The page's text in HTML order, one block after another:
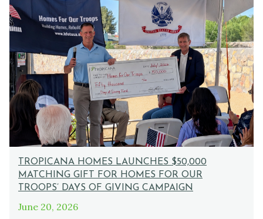
TROPICANA HOMES LAUNCHES $50,000
MATCHING GIFT FOR HOMES FOR OUR
TROOPS’ DAYS OF GIVING CAMPAIGN
June 20, 2026